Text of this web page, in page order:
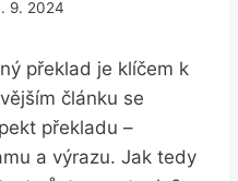
9. 2024
překlad je klíčem k
článku se
překladu –
a výrazu. Jak tedy